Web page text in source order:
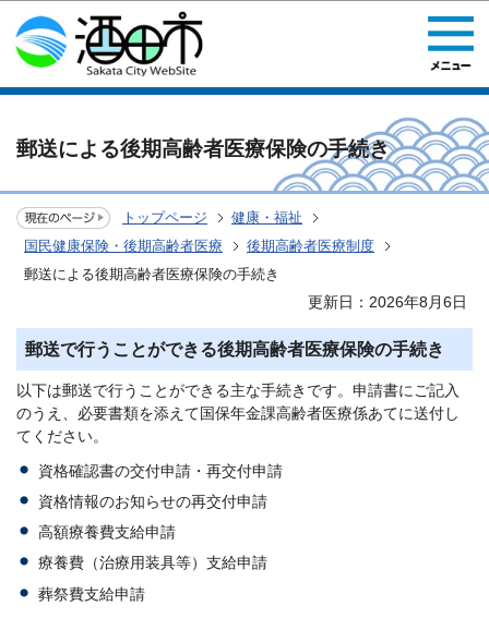
このページの本文へ移動
郵送による後期高齢者医療保険の手続き
トップページ
健康・福祉
国民健康保険・後期高齢者医療
後期高齢者医療制度
郵送による後期高齢者医療保険の手続き
更新日：2026年8月6日
郵送で行うことができる後期高齢者医療保険の手続き
以下は郵送で行うことができる主な手続きです。申請書にご記入
のうえ、必要書類を添えて国保年金課高齢者医療係あてに送付し
てください。
資格確認書の交付申請・再交付申請
資格情報のお知らせの再交付申請
高額療養費支給申請
療養費（治療用装具等）支給申請
葬祭費支給申請